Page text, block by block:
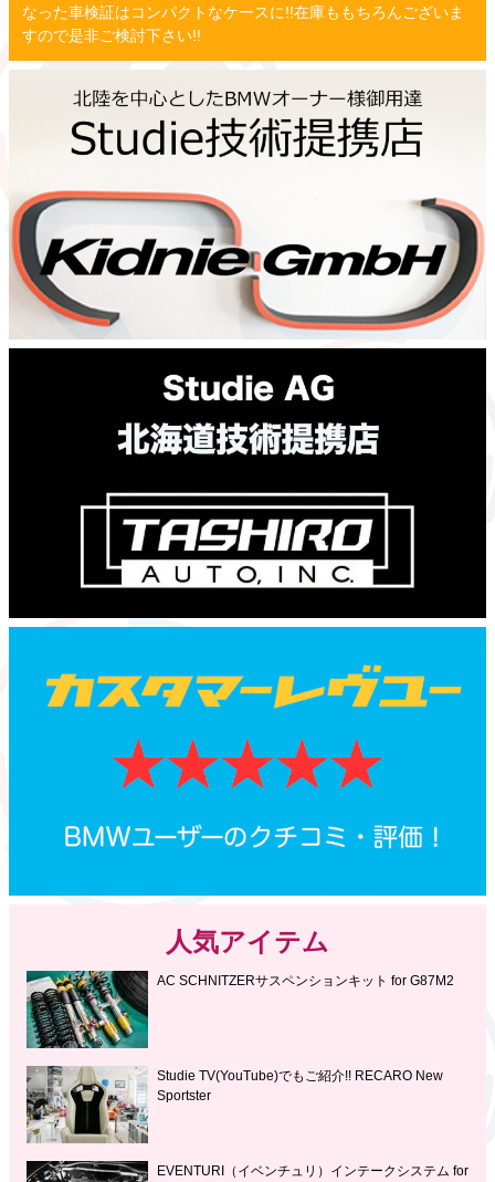
なった車検証はコンパクトなケースに!!在庫ももちろんございま
すので是非ご検討下さい!!
人気アイテム
AC SCHNITZERサスペンションキット for G87M2
Studie TV(YouTube)でもご紹介!! RECARO New
Sportster
EVENTURI（イベンチュリ）インテークシステム for